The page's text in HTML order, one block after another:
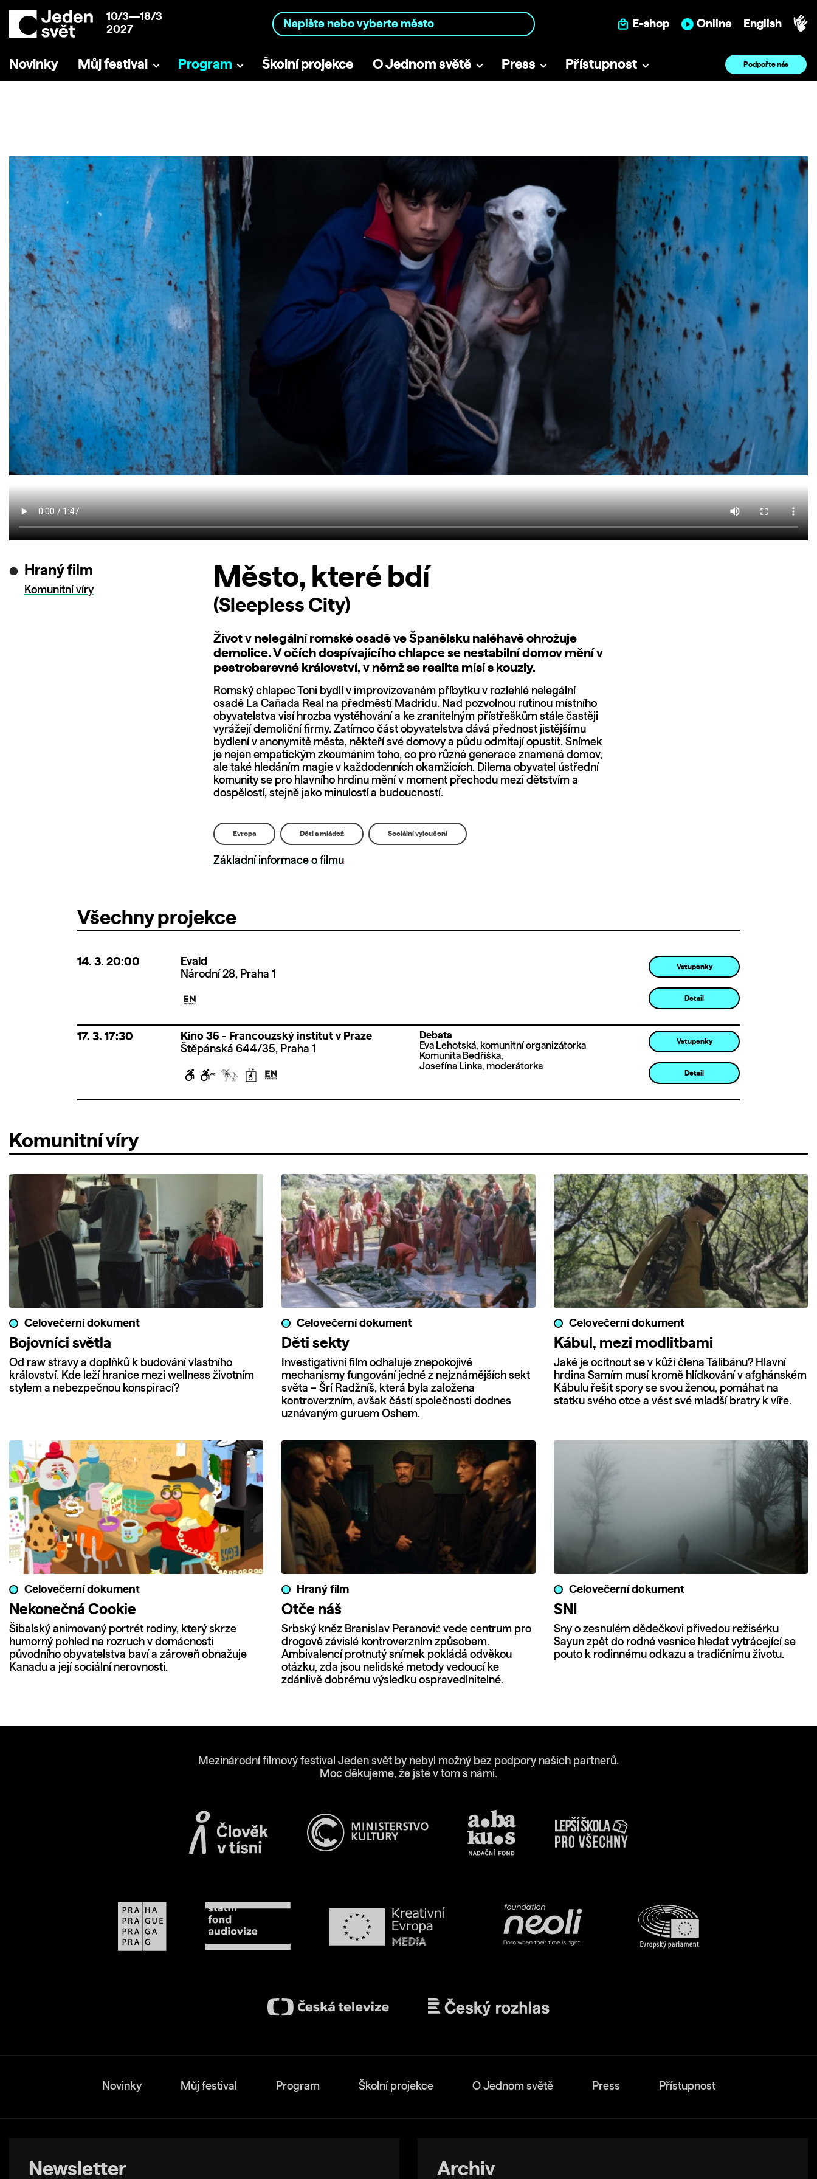
10/3—18/3
2027
E-shop Online English
Novinky Můj festival Program Školní projekce O Jednom světě Press Přístupnost Podpořte nás
Hraný film
Komunitní víry Město, které bdí
(Sleepless City)
Život v nelegální romské osadě ve Španělsku naléhavě ohrožuje
demolice. V očích dospívajícího chlapce se nestabilní domov mění v
pestrobarevné království, v němž se realita mísí s kouzly.
Romský chlapec Toni bydlí v improvizovaném příbytku v rozlehlé nelegální
osadě La Cañada Real na předměstí Madridu. Nad pozvolnou rutinou místního
obyvatelstva visí hrozba vystěhování a ke zranitelným přístřeškům stále častěji
vyrážejí demoliční firmy. Zatímco část obyvatelstva dává přednost jistějšímu
bydlení v anonymitě města, někteří své domovy a půdu odmítají opustit. Snímek
je nejen empatickým zkoumáním toho, co pro různé generace znamená domov,
ale také hledáním magie v každodenních okamžicích. Dilema obyvatel ústřední
komunity se pro hlavního hrdinu mění v moment přechodu mezi dětstvím a
dospělostí, stejně jako minulostí a budoucností.
Evropa Děti a mládež Sociální vyloučení
Základní informace o filmu
Všechny projekce
14. 3. 20:00
Evald
Národní 28, Praha 1
Vstupenky
Detail
17. 3. 17:30
Kino 35 - Francouzský institut v Praze
Štěpánská 644/35, Praha 1
Debata
Eva Lehotská, komunitní organizátorka
Komunita Bedřiška,
Josefína Linka, moderátorka
Vstupenky
Detail
Komunitní víry
Celovečerní dokument
Bojovníci světla
Od raw stravy a doplňků k budování vlastního
království. Kde leží hranice mezi wellness životním
stylem a nebezpečnou konspirací?
Celovečerní dokument
Děti sekty
Investigativní film odhaluje znepokojivé
mechanismy fungování jedné z nejznámějších sekt
světa – Šrí Radžníš, která byla založena
kontroverzním, avšak částí společnosti dodnes
uznávaným guruem Oshem.
Celovečerní dokument
Kábul, mezi modlitbami
Jaké je ocitnout se v kůži člena Tálibánu? Hlavní
hrdina Samím musí kromě hlídkování v afghánském
Kábulu řešit spory se svou ženou, pomáhat na
statku svého otce a vést své mladší bratry k víře.
Celovečerní dokument
Nekonečná Cookie
Šibalský animovaný portrét rodiny, který skrze
humorný pohled na rozruch v domácnosti
původního obyvatelstva baví a zároveň obnažuje
Kanadu a její sociální nerovnosti.
Hraný film
Otče náš
Srbský kněz Branislav Peranović vede centrum pro
drogově závislé kontroverzním způsobem.
Ambivalencí protnutý snímek pokládá odvěkou
otázku, zda jsou nelidské metody vedoucí ke
zdánlivě dobrému výsledku ospravedlnitelné.
Celovečerní dokument
SNI
Sny o zesnulém dědečkovi přivedou režisérku
Sayun zpět do rodné vesnice hledat vytrácející se
pouto k rodinnému odkazu a tradičnímu životu.
Mezinárodní filmový festival Jeden svět by nebyl možný bez podpory našich partnerů.
Moc děkujeme, že jste v tom s námi.
Novinky Můj festival Program Školní projekce O Jednom světě Press Přístupnost
Newsletter Archiv